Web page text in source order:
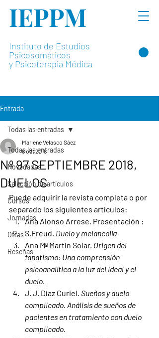
IEPPM
Instituto de Estudios
Psicosomáticos
y Psicoterapia Médica
Entrada
Todas las entradas
Novedades
Selección de artículos
Cursos
Jornadas
Otras
Reseñas
Todas las entradas
Nº 97 SEPTIEMBRE 2018,
DUELOS
Marlene Velasco Sáez
8 oct 2018
Puede adquirir la revista completa o por
separado los siguientes artículos:
Ana Alonso Arrese. Presentación :
S.Freud. Duelo y melancolía
Ana Mª Martín Solar. Origen del
fanatismo: Una comprensión
psicoanalítica a la luz del ideal y el
duelo.
J. J. Díaz Curiel. Sueños y duelo
complicado. Análisis de sueños de
pacientes en tratamiento con duelo
complicado.